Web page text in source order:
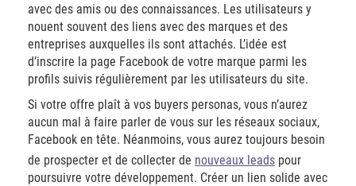
avec des amis ou des connaissances. Les utilisateurs y
nouent souvent des liens avec des marques et des
entreprises auxquelles ils sont attachés. L’idée est
d’inscrire la page Facebook de votre marque parmi les
profils suivis régulièrement par les utilisateurs du site.
Si votre offre plaît à vos buyers personas, vous n’aurez
aucun mal à faire parler de vous sur les réseaux sociaux,
Facebook en tête. Néanmoins, vous aurez toujours besoin
de prospecter et de collecter de nouveaux leads pour
poursuivre votre développement. Créer un lien solide avec